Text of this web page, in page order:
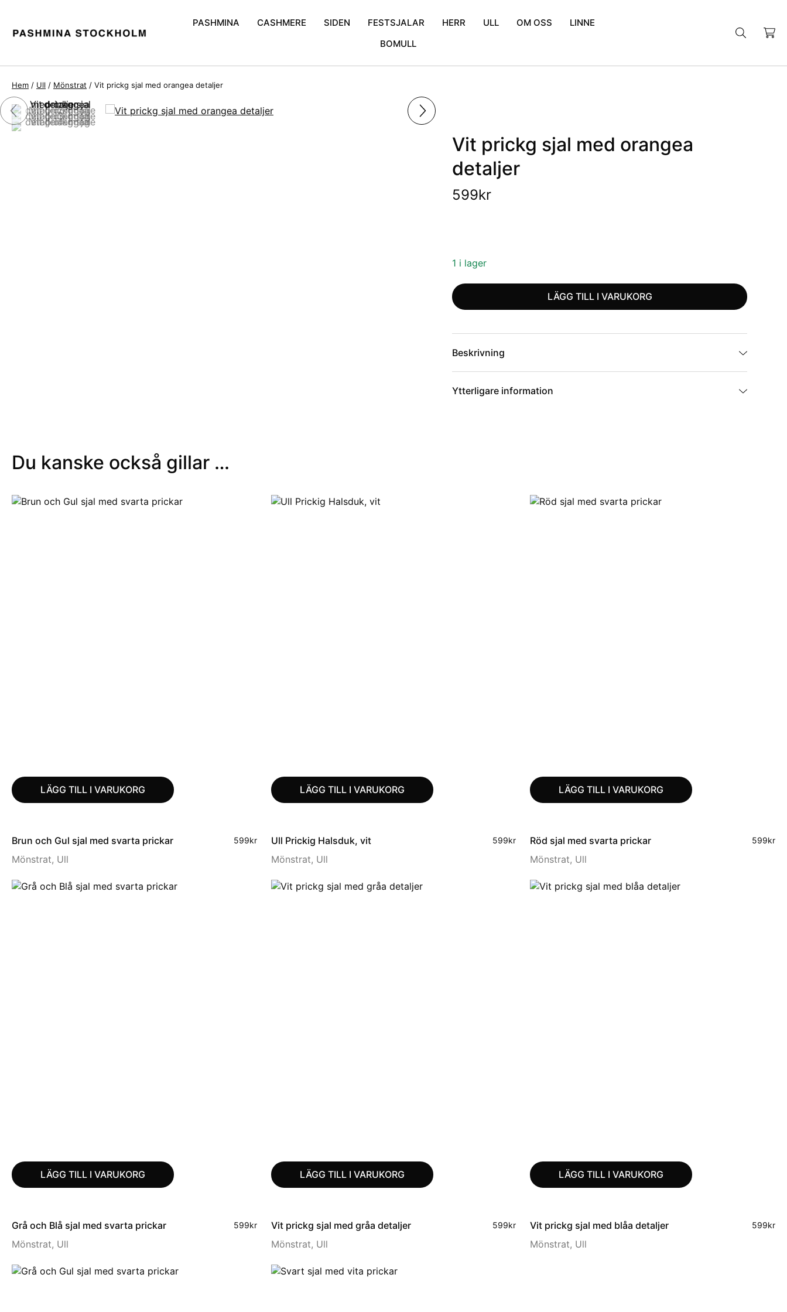
PASHMINA CASHMERE SIDEN FESTSJALAR
Bröllopssjalar
HERR ULL OM OSS
LINNE
BOMULL
efter:
Hem / Ull / Mönstrat / Vit prickg sjal med orangea detaljer
Vit prickg sjal med orangea
detaljer
599kr
1 i lager
LÄGG TILL I VARUKORG
Beskrivning
Ytterligare information
Du kanske också gillar …
LÄGG TILL I VARUKORG
Brun och Gul sjal med svarta prickar 599kr
Mönstrat, Ull
LÄGG TILL I VARUKORG
Ull Prickig Halsduk, vit 599kr
Mönstrat, Ull
LÄGG TILL I VARUKORG
Röd sjal med svarta prickar 599kr
Mönstrat, Ull
LÄGG TILL I VARUKORG
Grå och Blå sjal med svarta prickar 599kr
Mönstrat, Ull
LÄGG TILL I VARUKORG
Vit prickg sjal med gråa detaljer 599kr
Mönstrat, Ull
LÄGG TILL I VARUKORG
Vit prickg sjal med blåa detaljer 599kr
Mönstrat, Ull